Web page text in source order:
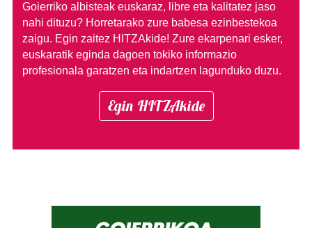
Goierriko albisteak euskaraz, libre eta kalitatez jaso
nahi dituzu? Horretarako zure babesa ezinbestekoa
zaigu. Egin zaitez HITZAkide! Zure ekarpenari esker,
euskaratik eginda dagoen tokiko informazio
profesionala garatzen eta indartzen lagunduko duzu.
Egin HITZAkide